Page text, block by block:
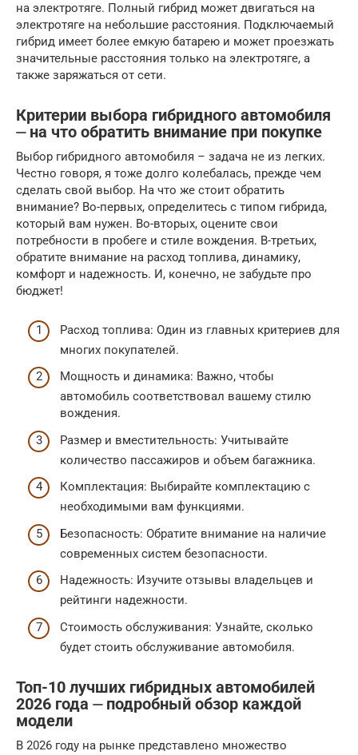
на электротяге. Полный гибрид может двигаться на
электротяге на небольшие расстояния. Подключаемый
гибрид имеет более емкую батарею и может проезжать
значительные расстояния только на электротяге, а
также заряжаться от сети.
Критерии выбора гибридного автомобиля
⏤ на что обратить внимание при покупке
Выбор гибридного автомобиля – задача не из легких.
Честно говоря, я тоже долго колебалась, прежде чем
сделать свой выбор. На что же стоит обратить
внимание? Во-первых, определитесь с типом гибрида,
который вам нужен. Во-вторых, оцените свои
потребности в пробеге и стиле вождения. В-третьих,
обратите внимание на расход топлива, динамику,
комфорт и надежность. И, конечно, не забудьте про
бюджет!
Расход топлива: Один из главных критериев для
многих покупателей.
Мощность и динамика: Важно, чтобы
автомобиль соответствовал вашему стилю
вождения.
Размер и вместительность: Учитывайте
количество пассажиров и объем багажника.
Комплектация: Выбирайте комплектацию с
необходимыми вам функциями.
Безопасность: Обратите внимание на наличие
современных систем безопасности.
Надежность: Изучите отзывы владельцев и
рейтинги надежности.
Стоимость обслуживания: Узнайте, сколько
будет стоить обслуживание автомобиля.
Топ-10 лучших гибридных автомобилей
2026 года ⏤ подробный обзор каждой
модели
В 2026 году на рынке представлено множество